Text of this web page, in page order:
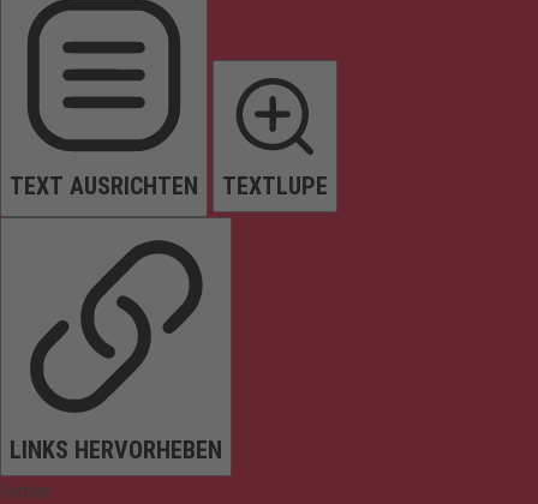
TEXT AUSRICHTEN TEXTLUPE
LINKS HERVORHEBEN
Farben